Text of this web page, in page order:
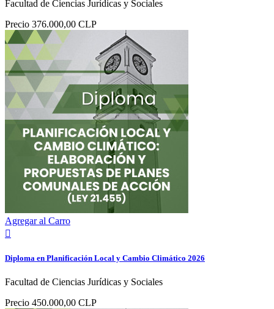
Facultad de Ciencias Jurídicas y Sociales
Precio 376.000,00 CLP
Agregar al Carro

Diploma en Planificación Local y Cambio Climático 2026
Facultad de Ciencias Jurídicas y Sociales
Precio 450.000,00 CLP